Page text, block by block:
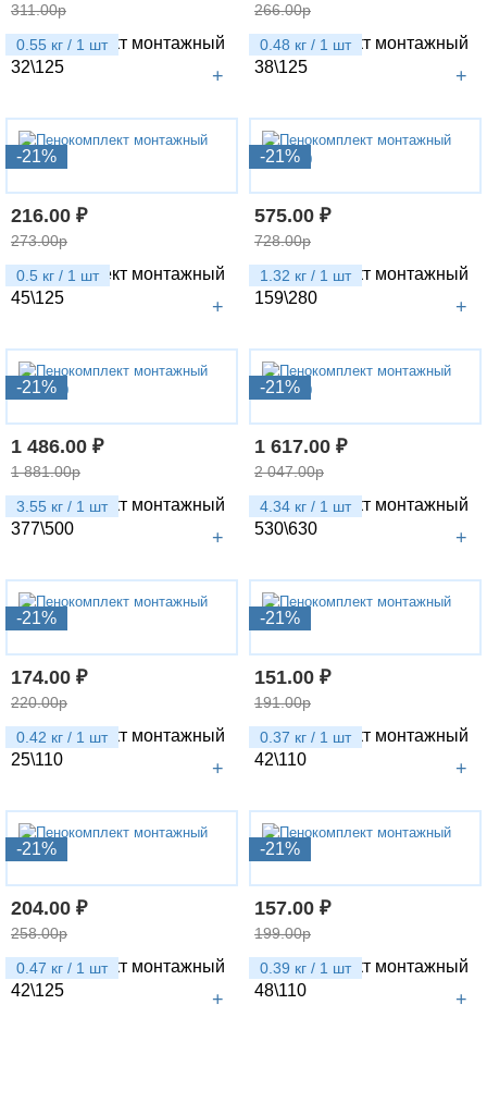
0.55 кг / 1 шт
+
311.00р
Пенокомплект монтажный
32\125
0.48 кг / 1 шт
+
266.00р
Пенокомплект монтажный
38\125
-21%
0.5 кг / 1 шт
216.00 ₽
+
273.00р
Пенокомплект монтажный
45\125
-21%
1.32 кг / 1 шт
575.00 ₽
+
728.00р
Пенокомплект монтажный
159\280
-21%
3.55 кг / 1 шт
1 486.00 ₽
+
1 881.00р
Пенокомплект монтажный
377\500
-21%
4.34 кг / 1 шт
1 617.00 ₽
+
2 047.00р
Пенокомплект монтажный
530\630
-21%
0.42 кг / 1 шт
174.00 ₽
+
220.00р
Пенокомплект монтажный
25\110
-21%
0.37 кг / 1 шт
151.00 ₽
+
191.00р
Пенокомплект монтажный
42\110
-21%
0.47 кг / 1 шт
204.00 ₽
+
258.00р
Пенокомплект монтажный
42\125
-21%
0.39 кг / 1 шт
157.00 ₽
+
199.00р
Пенокомплект монтажный
48\110